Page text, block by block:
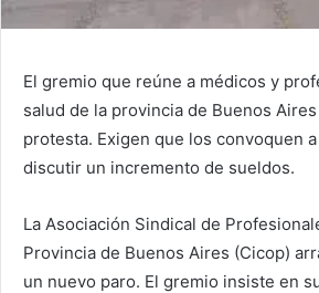
El gremio que reúne a médicos y
salud de la provincia de Buenos
protesta. Exigen que los convoquen
discutir un incremento de sueldos.
La Asociación Sindical de
Provincia de Buenos Aires (Cicop)
un nuevo paro. El gremio insiste en